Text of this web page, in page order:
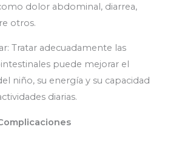
dolor abdominal, diarrea,
otros.
Tratar adecuadamente las
puede mejorar el
niño, su energía y su capacidad
diarias.